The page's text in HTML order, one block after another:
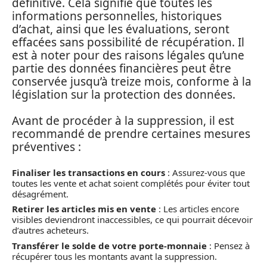
informations personnelles, historiques
d’achat, ainsi que les évaluations, seront
effacées sans possibilité de récupération. Il
est à noter pour des raisons légales qu’une
partie des données financières peut être
conservée jusqu’à treize mois, conforme à la
législation sur la protection des données.
Avant de procéder à la suppression, il est
recommandé de prendre certaines mesures
préventives :
Finaliser les transactions en cours : Assurez-vous que
toutes les vente et achat soient complétés pour éviter tout
désagrément.
Retirer les articles mis en vente : Les articles encore
visibles deviendront inaccessibles, ce qui pourrait décevoir
d’autres acheteurs.
Transférer le solde de votre porte-monnaie : Pensez à
récupérer tous les montants avant la suppression.